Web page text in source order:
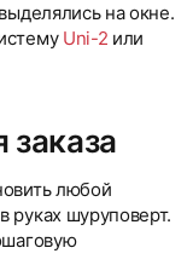
на окне.
Uni-2 или
любой
шуруповерт.